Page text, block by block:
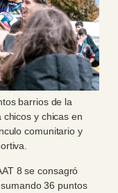
barrios de la
y chicas en
comunitario y
8 se consagró
36 puntos